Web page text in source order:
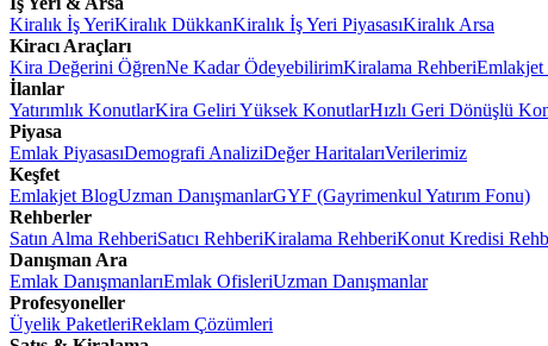
Kiralık İş YeriKiralık DükkanKiralık İş Yeri PiyasasıKiralık Arsa
Kiracı Araçları
Kira Değerini ÖğrenNe Kadar ÖdeyebilirimKiralama Rehberi
İlanlar
Yatırımlık KonutlarKira Geliri Yüksek KonutlarHızlı Geri Dönüşlü
Piyasa
Emlak PiyasasıDemografi AnaliziDeğer HaritalarıVerilerimiz
Keşfet
Emlakjet BlogUzman DanışmanlarGYF (Gayrimenkul Yatırım Fonu)
Rehberler
Satın Alma RehberiSatıcı RehberiKiralama RehberiKonut Kredisi
Danışman Ara
Emlak DanışmanlarıEmlak OfisleriUzman Danışmanlar
Profesyoneller
Üyelik PaketleriReklam Çözümleri